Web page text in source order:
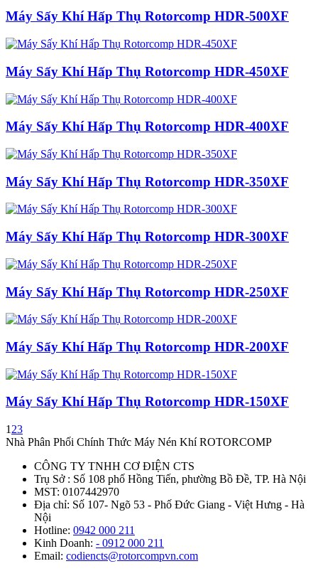
Máy Sấy Khí Hấp Thụ Rotorcomp HDR-500XF
Máy Sấy Khí Hấp Thụ Rotorcomp HDR-450XF
Máy Sấy Khí Hấp Thụ Rotorcomp HDR-400XF
Máy Sấy Khí Hấp Thụ Rotorcomp HDR-350XF
Máy Sấy Khí Hấp Thụ Rotorcomp HDR-300XF
Máy Sấy Khí Hấp Thụ Rotorcomp HDR-250XF
Máy Sấy Khí Hấp Thụ Rotorcomp HDR-200XF
Máy Sấy Khí Hấp Thụ Rotorcomp HDR-150XF
1 23
Nhà Phân Phối Chính Thức Máy Nén Khí ROTORCOMP
CÔNG TY TNHH CƠ ĐIỆN CTS
Trụ Sở : Số 108 phố Hồng Tiến, phường Bồ Đề, TP. Hà Nội
MST: 0107442970
Địa chỉ: Số 107- Ngõ 53 - Phố Đức Giang - Việt Hưng - Hà
Nội
Hotline: 0942 000 211
Kinh Doanh: - 0912 000 211
Email: codiencts@rotorcompvn.com